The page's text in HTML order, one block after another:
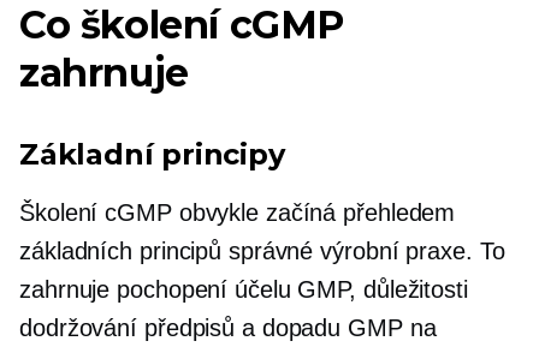
Co školení cGMP
zahrnuje
Základní principy
Školení cGMP obvykle začíná přehledem
základních principů správné výrobní praxe. To
zahrnuje pochopení účelu GMP, důležitosti
dodržování předpisů a dopadu GMP na